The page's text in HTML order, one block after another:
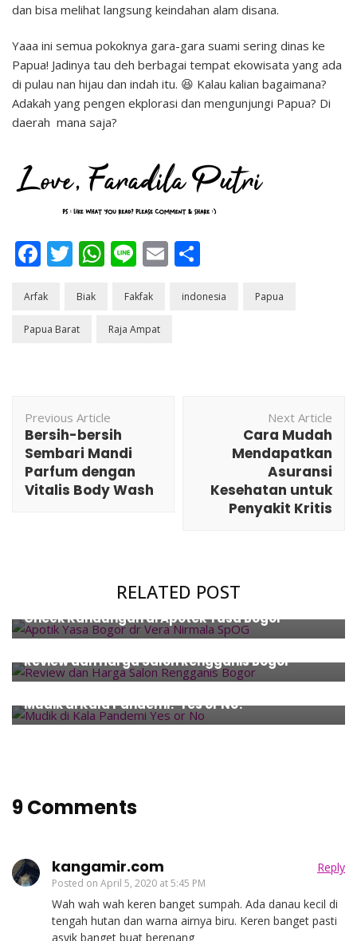
dan bisa melihat langsung keindahan alam disana.
Yaaa ini semua pokoknya gara-gara suami sering dinas ke
Papua! Jadinya tau deh berbagai tempat ekowisata yang ada
di pulau nan hijau dan indah itu. 😆 Kalau kalian bagaimana?
Adakah yang pengen ekplorasi dan mengunjungi Papua? Di
daerah mana saja?
Facebook
Twitter
WhatsApp
LineEmail
Arfak Biak Fakfak indonesia Papua
Papua Barat Raja Ampat
Navigation
Previous Article
Bersih-bersih
Sembari Mandi
Parfum dengan
Vitalis Body Wash
Next Article
Cara Mudah
Mendapatkan
Asuransi
Kesehatan untuk
Penyakit Kritis
RELATED POST
Pregnancy ,Review
Check Kandungan di Apotek Yasa Bogor
Beauty,Places,Review
Review dan Harga Salon Rengganis Bogor
Thoughts,Travel
Mudik di Kala Pandemi? Yes or No?
9 Comments
kangamir.com
Posted on April 5, 2020 at 5:45 PM
Reply
Wah wah wah keren banget sumpah. Ada danau kecil di
tengah hutan dan warna airnya biru. Keren banget pasti
asyik banget buat berenang